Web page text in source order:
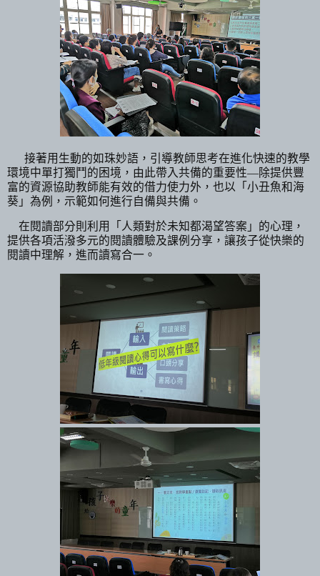
接著用生動的如珠妙語，引導教師思考在進化快速的教學
環境中單打獨鬥的困境，由此帶入共備的重要性—除提供豐
富的資源協助教師能有效的借力使力外，也以「小丑魚和海
葵」為例，示範如何進行自備與共備。
在閱讀部分則利用「人類對於未知都渴望答案」的心理，
提供各項活潑多元的閱讀體驗及課例分享，讓孩子從快樂的
閱讀中理解，進而讀寫合一。